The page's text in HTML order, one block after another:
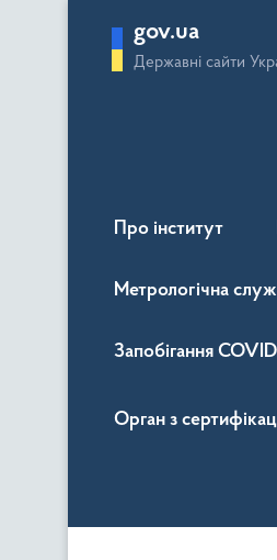
gov.ua
Державні сайти
Про інститут
Метрологічна
Запобігання
Орган з